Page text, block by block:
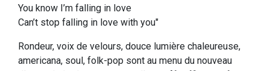
You know I’m falling in love
Can’t stop falling in love with you"
Rondeur, voix de velours, douce lumière chaleureuse,
americana, soul, folk-pop sont au menu du nouveau